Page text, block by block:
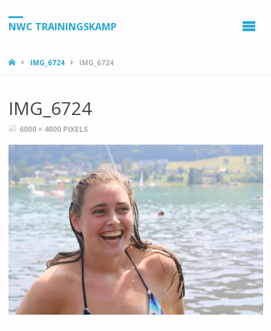
NWC TRAININGSKAMP
HOMEIMG_6724 IMG_6724
IMG_6724
VOLLEDIGE
6000 × 4000 PIXELS